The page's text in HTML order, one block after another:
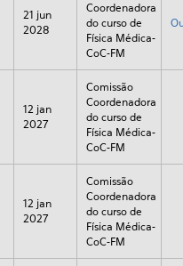
21 jun
2028
Coordenadora
do curso de
Física Médica-
CoC-FM
12 jan
2027
Comissão
Coordenadora
do curso de
Física Médica-
CoC-FM
12 jan
2027
Comissão
Coordenadora
do curso de
Física Médica-
CoC-FM